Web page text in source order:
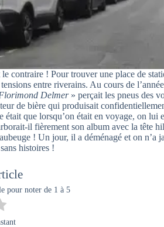
le contraire ! Pour trouver une place de
entre riverains. Au cours de
Delmer » perçait les pneus des
de bière qui produisait
était que lorsqu’on était en voyage, on
il fièrement son album avec la tête
! Un jour, il a déménagé et on n’a
histoires !
pour noter de 1 à 5